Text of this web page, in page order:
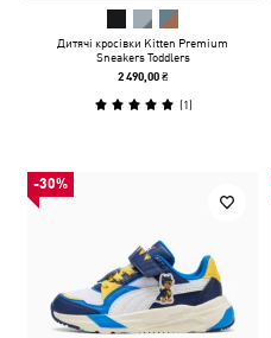
Дитячі кросівки Kitten Premium
Sneakers Toddlers
2 490,00 ₴
(1)
-30%